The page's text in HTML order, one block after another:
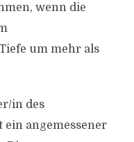
wenn die
um mehr als
in des
ein angemessener